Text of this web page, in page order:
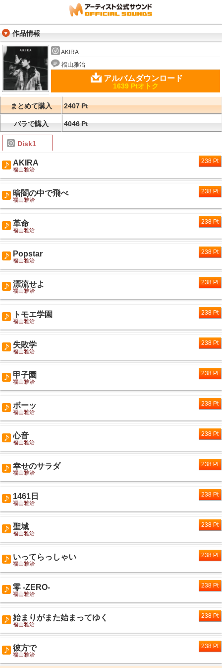
作品情報
AKIRA
福山雅治
アルバムダウンロード
1639 Ptオトク
まとめて購入 2407Pt
バラで購入 4046Pt
Disk1
AKIRA
福山雅治
238 Pt
暗闇の中で飛べ
福山雅治
238 Pt
革命
福山雅治
238 Pt
Popstar
福山雅治
238 Pt
漂流せよ
福山雅治
238 Pt
トモエ学園
福山雅治
238 Pt
失敗学
福山雅治
238 Pt
甲子園
福山雅治
238 Pt
ボーッ
福山雅治
238 Pt
心音
福山雅治
238 Pt
幸せのサラダ
福山雅治
238 Pt
1461日
福山雅治
238 Pt
聖域
福山雅治
238 Pt
いってらっしゃい
福山雅治
238 Pt
零 -ZERO-
福山雅治
238 Pt
始まりがまた始まってゆく
福山雅治
238 Pt
彼方で
福山雅治
238 Pt